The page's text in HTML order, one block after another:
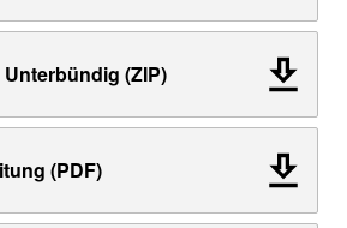
(ZIP)
(PDF)